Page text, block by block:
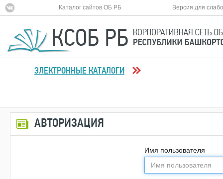
Каталог сайтов ОБ РБ Версия для
ЭЛЕКТРОННЫЕ КАТАЛОГИ
АВТОРИЗАЦИЯ
Имя пользователя